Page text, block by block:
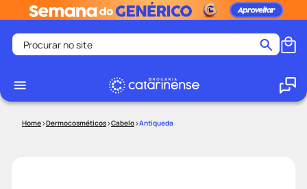
Procurar no site
1
Dermocosméticos Cabelo Antiqueda